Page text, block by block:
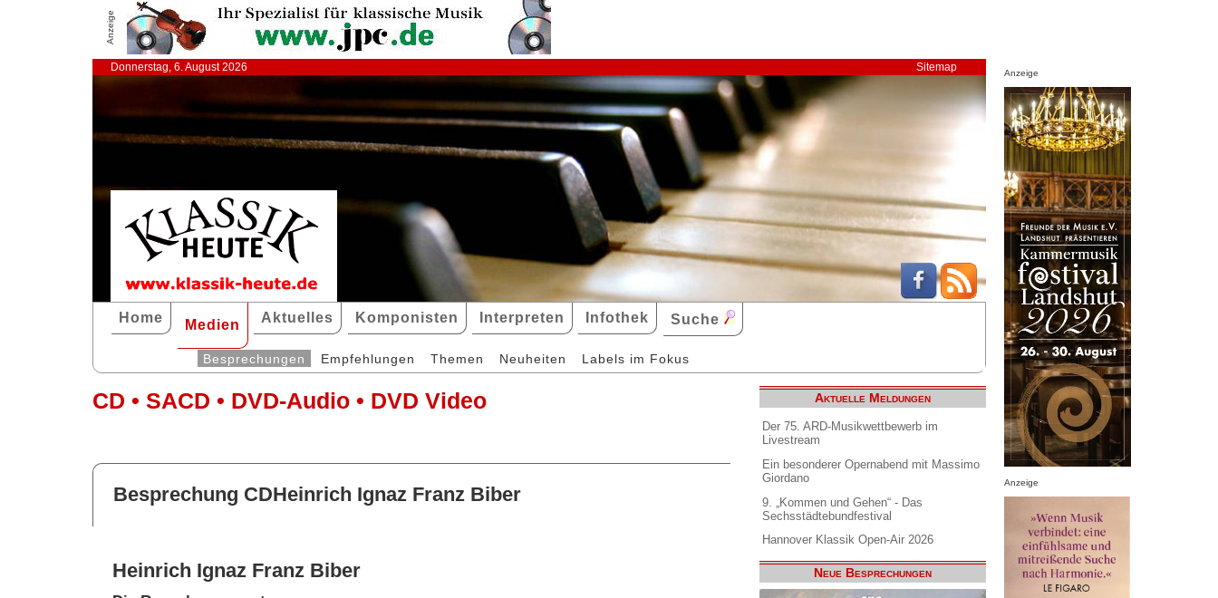
Anzeige
Donnerstag, 6. August 2026 Sitemap
Home Medien Aktuelles Komponisten Interpreten Infothek Suche
Besprechungen Empfehlungen Themen Neuheiten Labels im Fokus
CD • SACD • DVD-Audio • DVD Video
Besprechung CDHeinrich Ignaz Franz Biber
Heinrich Ignaz Franz Biber
Aktuelle Meldungen
Der 75. ARD-Musikwettbewerb im
Livestream
Ein besonderer Opernabend mit Massimo
Giordano
9. „Kommen und Gehen“ - Das
Sechsstädtebundfestival
Hannover Klassik Open-Air 2026
Neue Besprechungen
Anzeige
Anzeige